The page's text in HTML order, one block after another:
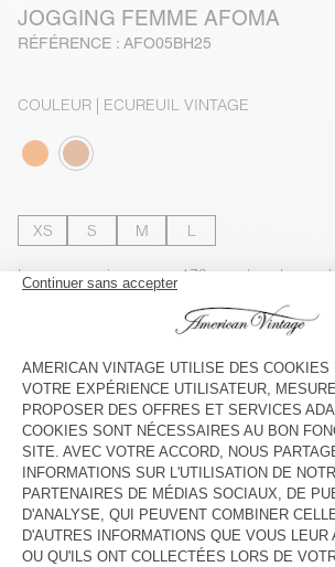
JOGGING FEMME AFOMA
RÉFÉRENCE : AFO05BH25
COULEUR | ECUREUIL VINTAGE
XS S M L
Le mannequin mesure 179 cm et porte une
AJOUTER AU PANIER
VOIR LA DISPONIBILITE EN
VOIR LE LOOK